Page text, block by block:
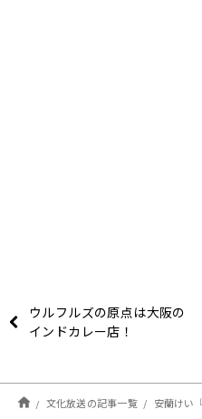
ウルフルズの原点は大阪の
インドカレー店！
文化放送の記事一覧 安蘭けい『宝